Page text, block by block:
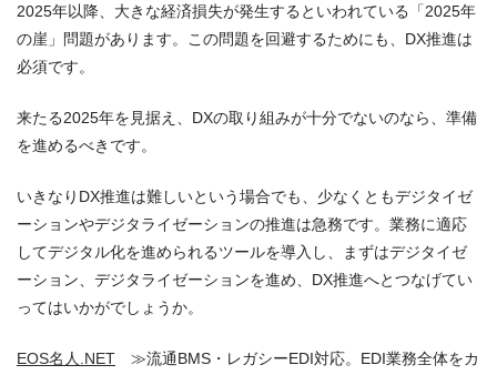
2025年以降、大きな経済損失が発生するといわれている「2025年
の崖」問題があります。この問題を回避するためにも、DX推進は
必須です。
来たる2025年を見据え、DXの取り組みが十分でないのなら、準備
を進めるべきです。
いきなりDX推進は難しいという場合でも、少なくともデジタイゼ
ーションやデジタライゼーションの推進は急務です。業務に適応
してデジタル化を進められるツールを導入し、まずはデジタイゼ
ーション、デジタライゼーションを進め、DX推進へとつなげてい
ってはいかがでしょうか。
EOS名人.NET ≫流通BMS・レガシーEDI対応。EDI業務全体をカ